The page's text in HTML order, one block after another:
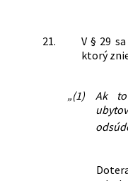
21.
V § 29
ktorý
„(1)
Ak to